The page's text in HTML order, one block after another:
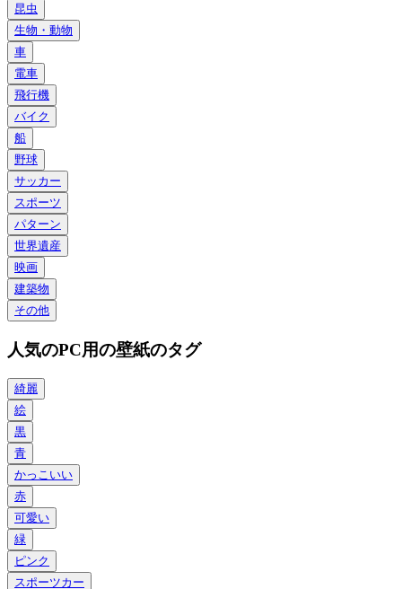
昆虫
生物・動物
車
電車
飛行機
バイク
船
野球
サッカー
スポーツ
パターン
世界遺産
映画
建築物
その他
人気のPC用の壁紙のタグ
綺麗
絵
黒
青
かっこいい
赤
可愛い
緑
ピンク
スポーツカー